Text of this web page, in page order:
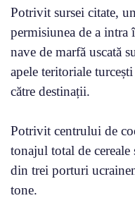
Potrivit sursei citate,
permisiunea de a
nave de marfă uscată
apele teritoriale
către destinații.
Potrivit centrului de
tonajul total de
din trei porturi
tone.